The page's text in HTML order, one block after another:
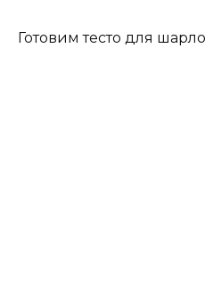
Готовим тесто для